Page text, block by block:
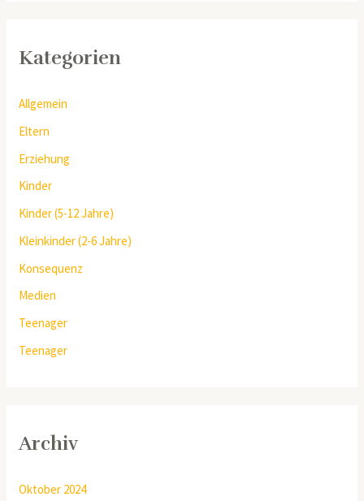
Kategorien
Allgemein
Eltern
Erziehung
Kinder
Kinder (5-12 Jahre)
Kleinkinder (2-6 Jahre)
Konsequenz
Medien
Teenager
Teenager
Archiv
Oktober 2024